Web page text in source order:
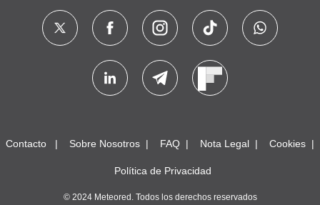
Contacto Sobre Nosotros FAQ Nota Legal Cookies
Política de Privacidad
© 2024 Meteored. Todos los derechos reservados